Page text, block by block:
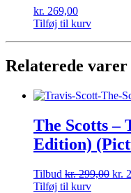
kr. 269,00
Tilføj til kurv
Relaterede varer
The Scotts –
Edition)
Tilbud kr.299,00 kr.
Tilføj til kurv